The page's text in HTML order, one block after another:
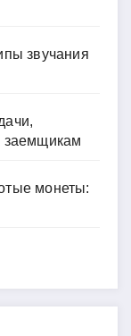
звучания
заемщикам
монеты: